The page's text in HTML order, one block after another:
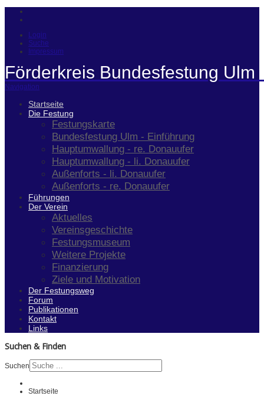
Login
Suche
Impressum
Förderkreis Bundesfestung Ulm
Navigation
Startseite
Die Festung
Festungskarte
Bundesfestung Ulm - Einführung
Hauptumwallung - re. Donauufer
Hauptumwallung - li. Donauufer
Außenforts - li. Donauufer
Außenforts - re. Donauufer
Führungen
Der Verein
Aktuelles
Vereinsgeschichte
Festungsmuseum
Weitere Projekte
Finanzierung
Ziele und Motivation
Der Festungsweg
Forum
Publikationen
Kontakt
Links
Suchen & Finden
Suchen
Startseite